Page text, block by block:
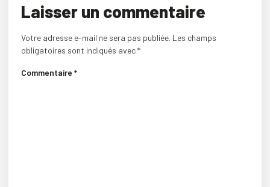
Laisser un commentaire
Votre adresse e-mail ne sera pas publiée. Les champs
obligatoires sont indiqués avec*
Commentaire *